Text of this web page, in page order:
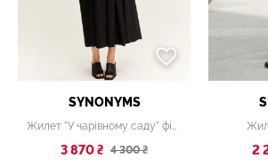
SYNONYMS
Жилет "У чарівному саду" фіолетовий
3 870 ₴ 4 300 ₴ 2